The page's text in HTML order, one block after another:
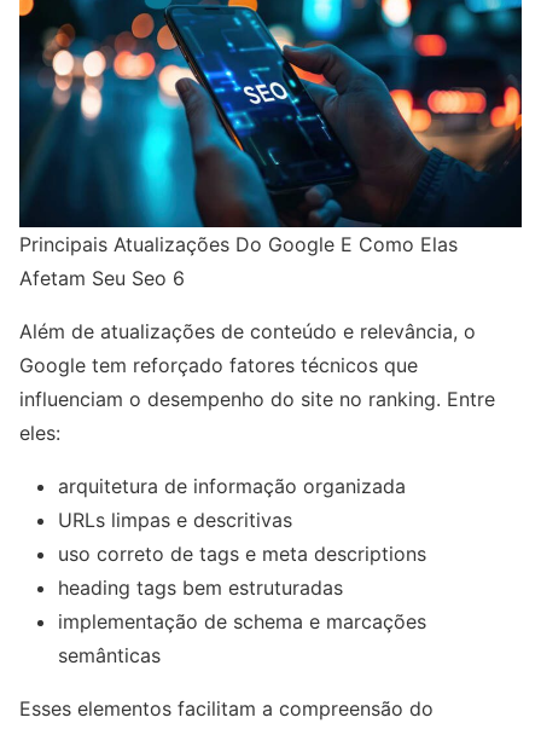
Principais Atualizações Do Google E Como Elas
Afetam Seu Seo 6
Além de atualizações de conteúdo e relevância, o
Google tem reforçado fatores técnicos que
influenciam o desempenho do site no ranking. Entre
eles:
arquitetura de informação organizada
URLs limpas e descritivas
uso correto de tags e meta descriptions
heading tags bem estruturadas
implementação de schema e marcações
semânticas
Esses elementos facilitam a compreensão do